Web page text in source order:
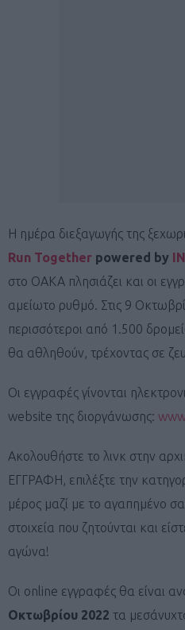
Η ημέρα διεξαγωγής της
Run Together powered by
στο ΟΑΚΑ πλησιάζει και οι
αμείωτο ρυθμό. Στις 9
περισσότεροι από 1.500
θα αθληθούν, τρέχοντας σε
Οι εγγραφές γίνονται
website της διοργάνωσης:
Ακολουθήστε το λινκ στην
ΕΓΓΡΑΦΗ, επιλέξτε την
μέρος μαζί με το αγαπημένο
στοιχεία που ζητούνται και
αγώνα!
Οι online εγγραφές θα είναι
Οκτωβρίου 2022 τα